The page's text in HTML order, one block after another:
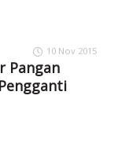
10 Nov 2015
Pangan